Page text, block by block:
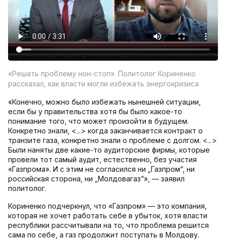
«Решать проблему нон-стоп». Политолог Кориненко
рассказал, как власти могли избежать энергокризиса
«Конечно, можно было избежать нынешней ситуации,
если бы у правительства хотя бы было какое-то
понимание того, что может произойти в будущем.
Конкретно знали, <...> когда заканчивается контракт о
транзите газа, конкретно знали о проблеме с долгом. <...>
Были наняты две какие-то аудиторские фирмы, которые
провели тот самый аудит, естественно, без участия
«Газпрома». И с этим не согласился ни „Газпром“, ни
российская сторона, ни „Молдовагаз“», — заявил
политолог.
Кориненко подчеркнул, что «Газпром» — это компания,
которая не хочет работать себе в убыток, хотя власти
республики рассчитывали на то, что проблема решится
сама по себе, а газ продолжит поступать в Молдову.